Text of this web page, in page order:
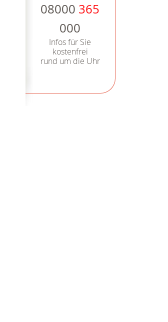
08000 365
000
Infos für Sie
kostenfrei
rund um die Uhr